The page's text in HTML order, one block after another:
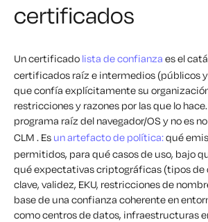
certificados
Un certificado lista de confianza es el
certificados raíz e intermedios (públicos
que confía explícitamente su
restricciones y razones por las que lo
programa raíz del navegador/OS y no es
CLM . Es un artefacto de política:qué
permitidos, para qué casos de uso, bajo
qué expectativas criptográficas (tipos de
clave, validez, EKU, restricciones de
base de una confianza coherente en
como centros de datos, infraestructuras